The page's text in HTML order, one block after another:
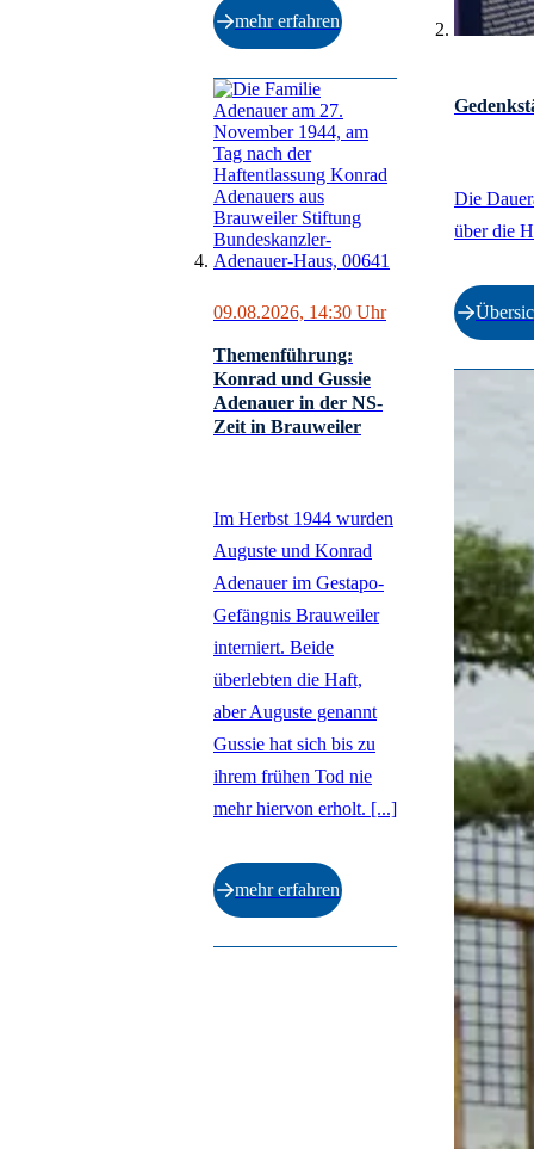
mehr erfahren
09.08.2026, 14:30 Uhr
Themenführung:
Konrad und Gussie
Adenauer in der NS-
Zeit in Brauweiler
Im Herbst 1944 wurden
Auguste und Konrad
Adenauer im Gestapo-
Gefängnis Brauweiler
interniert. Beide
überlebten die Haft,
aber Auguste genannt
Gussie hat sich bis zu
ihrem frühen Tod nie
mehr hiervon erholt. [...]
mehr erfahren
Die
über die